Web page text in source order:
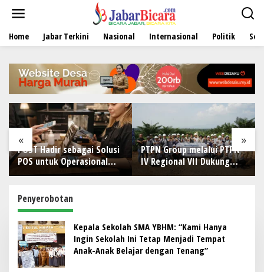
t
Home Jabar Terkini Nasional Internasional Politik
« »
POST Hadir sebagai Solusi
POS untuk Operasional
Restoran
PTPN Group melalui PTPN
IV Regional VII Dukung
Peningkatan Kompetensi
Penyerobotan
Kepala Sekolah SMA YBHM: “Kami Hanya
Ingin Sekolah Ini Tetap Menjadi Tempat
Anak-Anak Belajar dengan Tenang”